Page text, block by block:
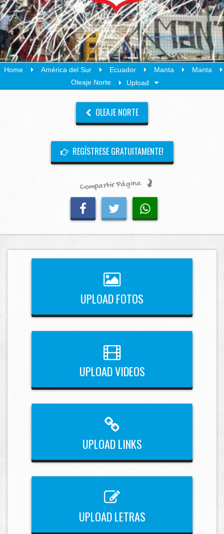
Home América del Sur Ecuador Manta
Manta
Oleaje Norte
Upload
OLEAJE NORTE
REGÍSTRESE GRATUITAMENTE!
Compartir Página
UPLOAD FOTOS
UPLOAD VIDEOS
UPLOAD LINKS
UPLOAD LETRAS